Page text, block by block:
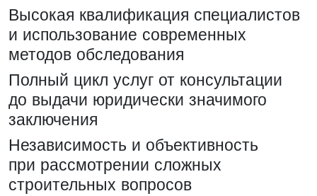
Высокая квалификация специалистов
и использование современных
методов обследования
Полный цикл услуг от консультации
до выдачи юридически значимого
заключения
Независимость и объективность
при рассмотрении сложных
строительных вопросов